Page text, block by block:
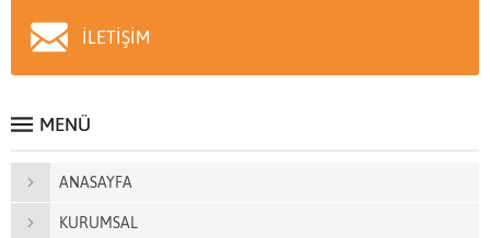
İLETİŞİM
MENÜ
ANASAYFA
KURUMSAL